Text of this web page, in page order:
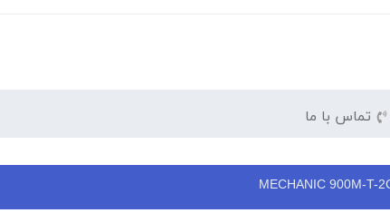
تماس با ما